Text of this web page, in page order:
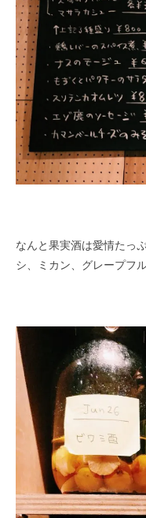
なんと果実酒は愛情たっ
シ、ミカン、グレープフ